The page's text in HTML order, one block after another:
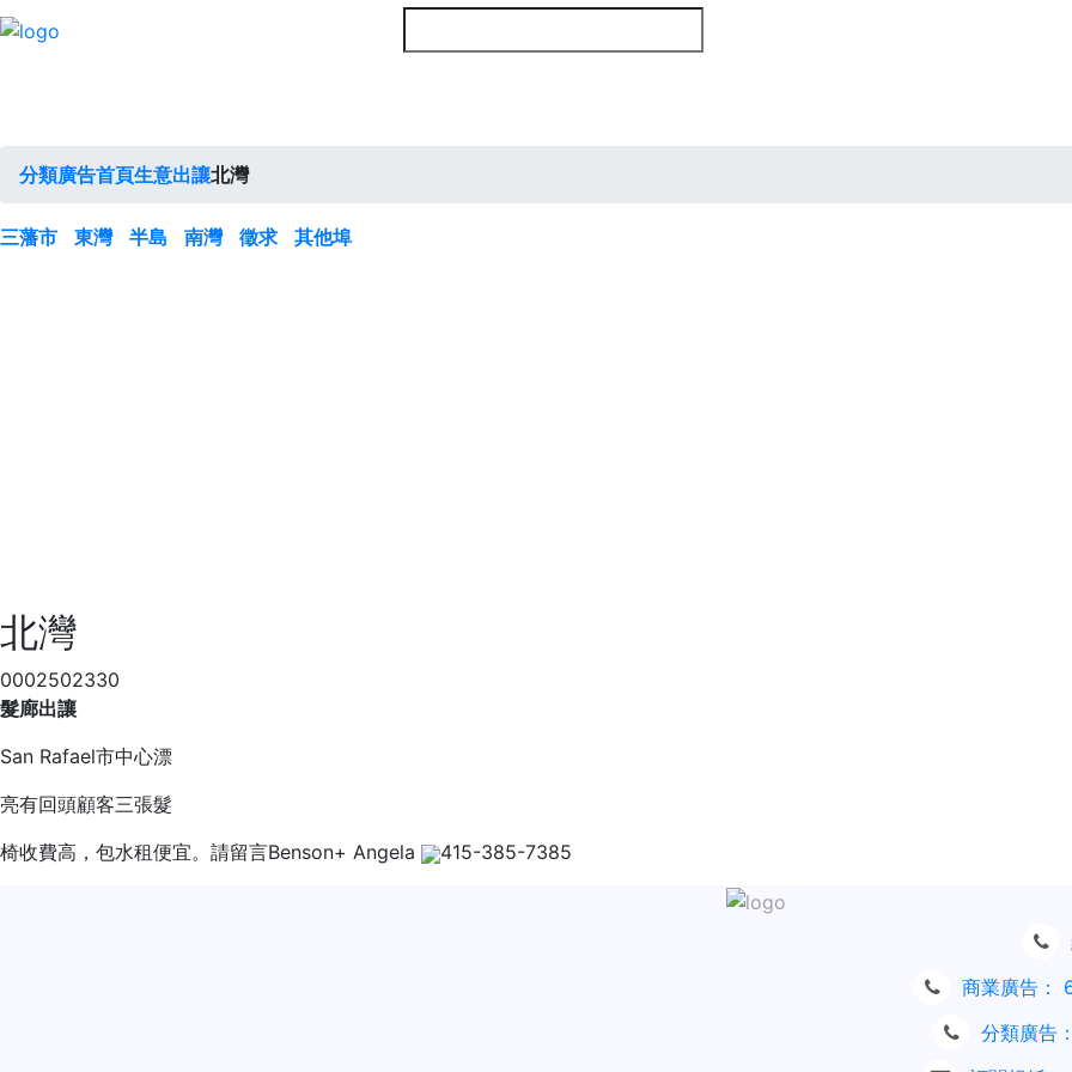
分類廣告首頁生意出讓北灣
三藩市 東灣 半島 南灣 徵求 其他埠
北灣
0002502330
髮廊出讓
San Rafael市中心漂
亮有回頭顧客三張髮
椅收費高，包水租便宜。請留言Benson+ Angela
415-385-7385
商業廣告：
分類廣告